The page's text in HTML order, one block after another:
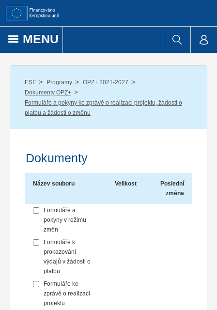
Přejít k obsahu
MENU
ESF / Programy / OPZ+ 2021-2027 /
Dokumenty OPZ+ /
Formuláře a pokyny ke zprávě o realizaci projektu, žádosti o
platbu a žádosti o změnu
Dokumenty
Název souboru Velikost
Poslední
změna
Formuláře a
pokyny v režimu
změn
Formuláře k
prokazování
výdajů v žádosti o
platbu
Formuláře ke
zprávě o realizaci
projektu